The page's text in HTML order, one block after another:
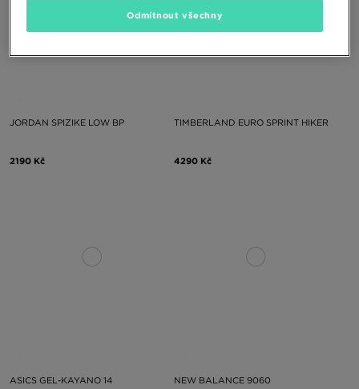
JORDAN SPIZIKE LOW BP
2190 Kč
TIMBERLAND EURO SPRINT HIKER
4290 Kč
ASICS GEL-KAYANO 14 NEW BALANCE 9060
Odmítnout všechny